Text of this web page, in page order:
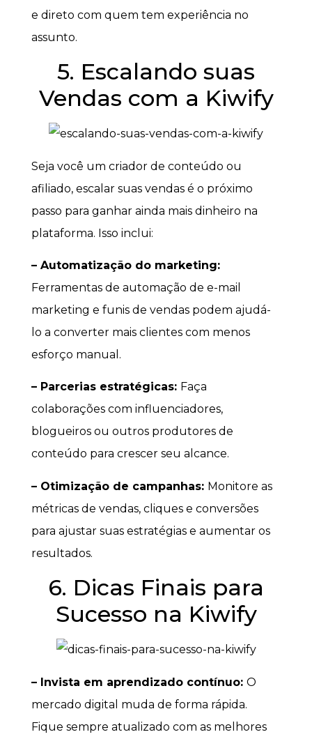
e direto com quem tem experiência no
assunto.
5. Escalando suas
Vendas com a Kiwify
Seja você um criador de conteúdo ou
afiliado, escalar suas vendas é o próximo
passo para ganhar ainda mais dinheiro na
plataforma. Isso inclui:
– Automatização do marketing:
Ferramentas de automação de e-mail
marketing e funis de vendas podem ajudá-
lo a converter mais clientes com menos
esforço manual.
– Parcerias estratégicas: Faça
colaborações com influenciadores,
blogueiros ou outros produtores de
conteúdo para crescer seu alcance.
– Otimização de campanhas: Monitore as
métricas de vendas, cliques e conversões
para ajustar suas estratégias e aumentar os
resultados.
6. Dicas Finais para
Sucesso na Kiwify
– Invista em aprendizado contínuo: O
mercado digital muda de forma rápida.
Fique sempre atualizado com as melhores